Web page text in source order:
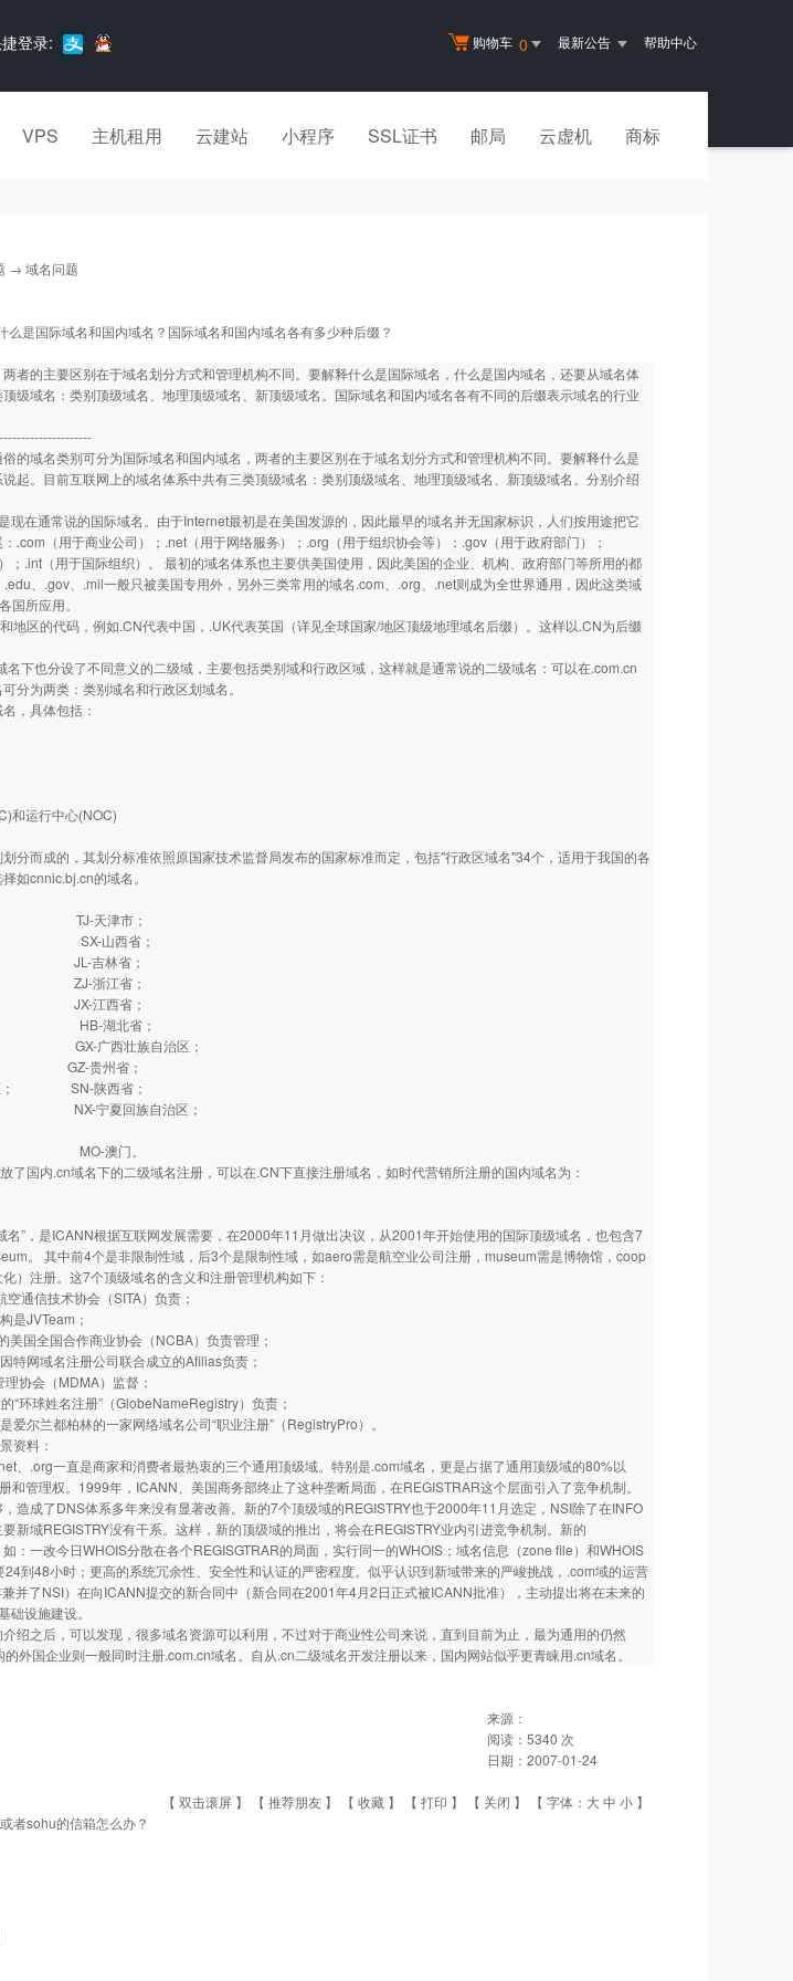
购物车 0 最新公告 帮助中心
登录:
VPS 主机租用 云建站 小程序 SSL证书 邮局 云虚机 商标
→ 域名问题
么是国际域名和国内域名？国际域名和国内域名各有多少种后缀？
者的主要区别在于域名划分方式和管理机构不同。要解释什么是国际域名，什么是国内域名，还要从域名体
级域名：类别顶级域名、地理顶级域名、新顶级域名。国际域名和国内域名各有不同的后缀表示域名的行业
域名类别可分为国际域名和国内域名，两者的主要区别在于域名划分方式和管理机构不同。要解释什么是
起。目前互联网上的域名体系中共有三类顶级域名：类别顶级域名、地理顶级域名、新顶级域名。分别介绍
在通常说的国际域名。由于Internet最初是在美国发源的，因此最早的域名并无国家标识，人们按用途把它
.com（用于商业公司）；.net（用于网络服务）；.org（用于组织协会等）；.gov（用于政府部门）；
；.int（用于国际组织）。 最初的域名体系也主要供美国使用，因此美国的企业、机构、政府部门等所用的都
.edu、.gov、.mil一般只被美国专用外，另外三类常用的域名.com、.org、.net则成为全世界通用，因此这类域
国所应用。
区的代码，例如.CN代表中国，.UK代表英国（详见全球国家/地区顶级地理域名后缀）。这样以.CN为后缀
也分设了不同意义的二级域，主要包括类别域和行政区域，这样就是通常说的二级域名：可以在.com.cn
分为两类：类别域名和行政区划域名。
，具体包括：
和运行中心(NOC)
而成的，其划分标准依照原国家技术监督局发布的国家标准而定，包括"行政区域名"34个，适用于我国的各
如cnnic.bj.cn的域名。
TJ-天津市；
SX-山西省；
； JL-吉林省；
ZJ-浙江省；
JX-江西省；
HB-湖北省；
广西壮族自治区；
GZ-贵州省；
SN-陕西省；
宁夏回族自治区；
MO-澳门。
国内.cn域名下的二级域名注册，可以在.CN下直接注册域名，如时代营销所注册的国内域名为：
”，是ICANN根据互联网发展需要，在2000年11月做出决议，从2001年开始使用的国际顶级域名，也包含7
。 其中前4个是非限制性域，后3个是限制性域，如aero需是航空业公司注册，museum需是博物馆，coop
）注册。这7个顶级域名的含义和注册管理机构如下：
通信技术协会（SITA）负责；
JVTeam；
国全国合作商业协会（NCBA）负责管理；
网域名注册公司联合成立的Afilias负责；
协会（MDMA）监督；
球姓名注册”（GlobeNameRegistry）负责；
尔兰都柏林的一家网络域名公司“职业注册”（RegistryPro）。
资料：
.org一直是商家和消费者最热衷的三个通用顶级域。特别是.com域名，更是占据了通用顶级域的80%以
和管理权。1999年，ICANN、美国商务部终止了这种垄断局面，在REGISTRAR这个层面引入了竞争机制。
造成了DNS体系多年来没有显著改善。新的7个顶级域的REGISTRY也于2000年11月选定，NSI除了在INFO
新域REGISTRY没有干系。这样，新的顶级域的推出，将会在REGISTRY业内引进竞争机制。新的
：一改今日WHOIS分散在各个REGISGTRAR的局面，实行同一的WHOIS；域名信息（zone file）和WHOIS
到48小时；更高的系统冗余性、安全性和认证的严密程度。似乎认识到新域带来的严峻挑战，.com域的运营
并了NSI）在向ICANN提交的新合同中（新合同在2001年4月2日正式被ICANN批准），主动提出将在未来的
础设施建设。
之后，可以发现，很多域名资源可以利用，不过对于商业性公司来说，直到目前为止，最为通用的仍然
外国企业则一般同时注册.com.cn域名。自从.cn二级域名开发注册以来，国内网站似乎更青睐用.cn域名。
来源：
阅读： 5340 次
日期： 2007-01-24
【 双击滚屏 】 【 推荐朋友 】 【 收藏 】 【 打印 】 【 关闭 】 【 字体： 大中 小 】
者sohu的信箱怎么办？